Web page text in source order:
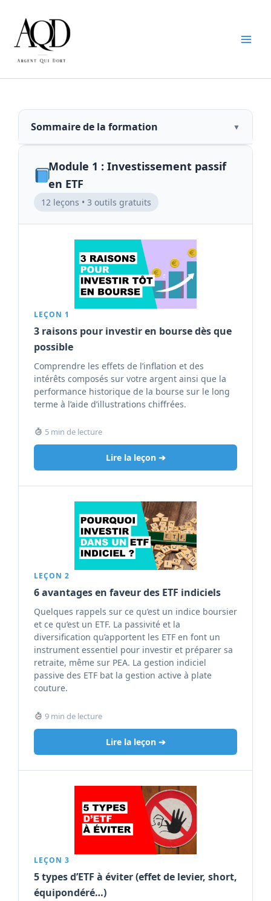
contenu
Sommaire de la formation ▼
Module 1 : Investissement passif
en ETF
12 leçons • 3 outils gratuits
LEÇON 1
3 raisons pour investir en bourse dès que
possible
Comprendre les effets de l’inflation et des
intérêts composés sur votre argent ainsi que la
performance historique de la bourse sur le long
terme à l’aide d’illustrations chiffrées.
5 min de lecture
Lire la leçon ➔
LEÇON 2
6 avantages en faveur des ETF indiciels
Quelques rappels sur ce qu’est un indice boursier
et ce qu’est un ETF. La passivité et la
diversification qu’apportent les ETF en font un
instrument essentiel pour investir et préparer sa
retraite, même sur PEA. La gestion indiciel
passive des ETF bat la gestion active à plate
couture.
9 min de lecture
Lire la leçon ➔
LEÇON 3
5 types d’ETF à éviter (effet de levier, short,
équipondéré…)